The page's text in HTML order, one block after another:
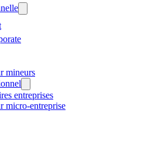
mineurs
entreprises
micro-entreprise